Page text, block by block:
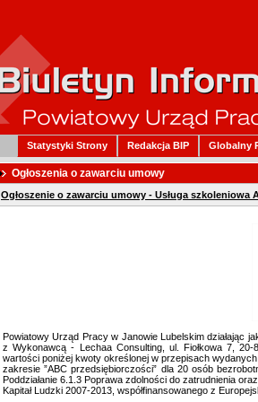
Globalny
Redakcja BIP
Statystyki Strony
Ogłoszenia o zawarciu umowy
Ogłoszenie o zawarciu umowy - Usługa szkoleniowa
Powiatowy Urząd Pracy w Janowie Lubelskim działając
z Wykonawcą - Lechaa Consulting, ul. Fiołkowa 7,
wartości poniżej kwoty określonej w przepisach
zakresie ”ABC przedsiębiorczości” dla 20 osób
Poddziałanie 6.1.3 Poprawa zdolności do zatrudnienia
Kapitał Ludzki 2007-2013, współfinansowanego z